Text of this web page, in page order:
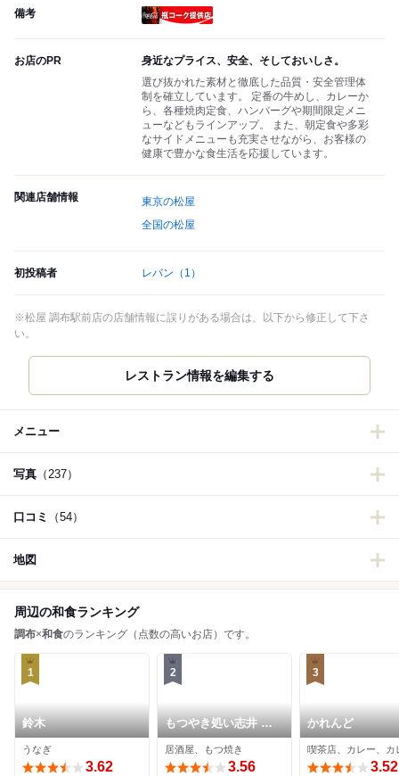
備考
お店のPR
身近なプライス、安全、そしておいしさ。
選び抜かれた素材と徹底した品質・安全管理体
制を確立しています。 定番の牛めし、カレーか
ら、各種焼肉定食、ハンバーグや期間限定メニ
ューなどもラインアップ。 また、朝定食や多彩
なサイドメニューも充実させながら、お客様の
健康で豊かな食生活を応援しています。
関連店舗情報
東京の松屋
全国の松屋
初投稿者 レバン （1）
※松屋 調布駅前店の店舗情報に誤りがある場合は、以下から修正して下さ
い。
レストラン情報を編集する
メニュー
写真 （237）
口コミ （54）
地図
周辺の和食ランキング
調布×和食のランキング（点数の高いお店）です。
1
鈴木
うなぎ
3.62
2
もつやき処い志井 本
店
居酒屋、もつ焼き
3.56
3
かれんど
3.52